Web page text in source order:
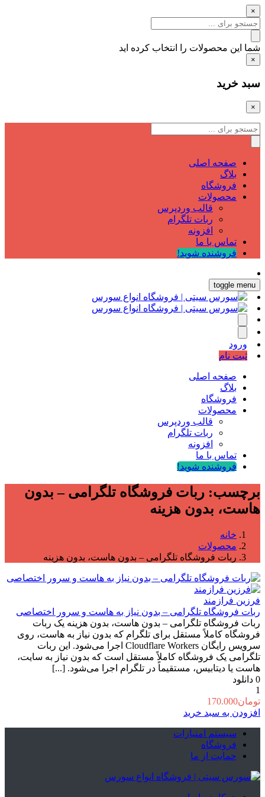
×
شما این محصولات را انتخاب کرده اید
×
سبد خرید
×
صفحه اصلی
بلاگ
فروشگاه
محصولات
قالب وردپرس
ربات تلگرام
افزونه
تماس با ما
فروشنده شوید!
toggle menu
ورود
ثبت نام
صفحه اصلی
بلاگ
فروشگاه
محصولات
قالب وردپرس
ربات تلگرام
افزونه
تماس با ما
فروشنده شوید!
برچسب: ربات فروشگاه تلگرامی – بدون
هاست، بدون هزینه
خانه
محصولات
ربات فروشگاه تلگرامی – بدون هاست، بدون هزینه
فرزین فرازمند
ربات فروشگاه تلگرامی – بدون نیاز به هاست و سرور اختصاصی
ربات فروشگاه تلگرامی – بدون هاست، بدون هزینه یک ربات
فروشگاه کاملاً مستقل برای تلگرام که بدون نیاز به هاست، روی
سرویس رایگان Cloudflare Workers اجرا می‌شود. این ربات
تلگرامی یک فروشگاه کاملاً مستقل است که بدون نیاز به سایت،
هاست یا دیتابیس، مستقیماً در تلگرام اجرا می‌شود. [...]
0 دانلود
1
تومان170.000
افزودن به سبد خرید
سیستم امتیازات
فروشگاه
حمایت از ما